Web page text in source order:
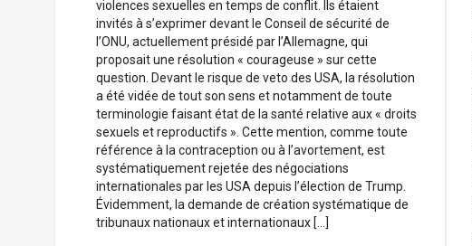
violences sexuelles en temps de conflit. Ils étaient
invités à s’exprimer devant le Conseil de sécurité de
l’ONU, actuellement présidé par l’Allemagne, qui
proposait une résolution « courageuse » sur cette
question. Devant le risque de veto des USA, la résolution
a été vidée de tout son sens et notamment de toute
terminologie faisant état de la santé relative aux « droits
sexuels et reproductifs ». Cette mention, comme toute
référence à la contraception ou à l’avortement, est
systématiquement rejetée des négociations
internationales par les USA depuis l’élection de Trump.
Évidemment, la demande de création systématique de
tribunaux nationaux et internationaux […]